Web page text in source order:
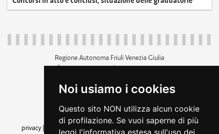
Noi usiamo i cookies
Questo sito NON utilizza alcun cookie
di profilazione. Se vuoi saperne di più
leggi l'informativa estesa sull'uso dei
Regione Autonoma Friuli Venezia Giulia
c.f. 80014930327; p.iva 00526040324
+39 040 3771111
amministrazione trasparente
privacy
cookie |note legali accessibilità
dichiarazione di